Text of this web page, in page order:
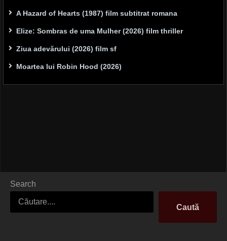
A Hazard of Hearts (1987) film subtitrat romana
Elize: Sombras de uma Mulher (2026) film thriller
Ziua adevărului (2026) film sf
Moartea lui Robin Hood (2026)
Search
Caută